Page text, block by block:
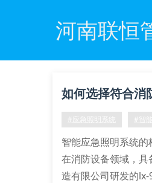
河南联恒
如何选择符合消
#应急照明系统 #智
智能应急照明系统
在消防设备领域，
造有限公司研发的